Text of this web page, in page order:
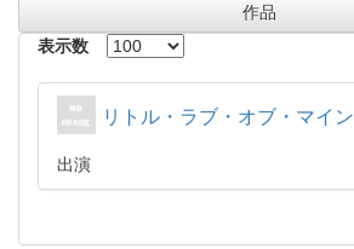
作品
表示数
リトル・ラブ・オブ・マイン
出演